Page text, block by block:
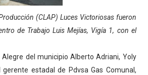
de Emergencia Prehospitalaria
en proceso de ruralidad
con microcréditos a
(CLAP) Luces Victoriosas fueron
de Trabajo Luis Mejías, Vigía 1, con el
del municipio Alberto Adriani, Yoly
estadal de Pdvsa Gas Comunal,